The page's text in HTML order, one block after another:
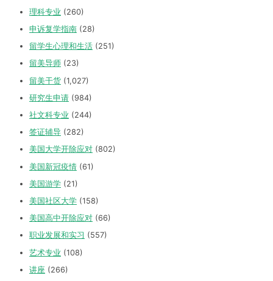
理科专业 (260)
申诉复学指南 (28)
留学生心理和生活 (251)
留美导师 (23)
留美干货 (1,027)
研究生申请 (984)
社文科专业 (244)
签证辅导 (282)
美国大学开除应对 (802)
美国新冠疫情 (61)
美国游学 (21)
美国社区大学 (158)
美国高中开除应对 (66)
职业发展和实习 (557)
艺术专业 (108)
讲座 (266)